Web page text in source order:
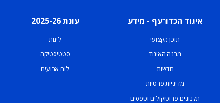
איגוד הכדורעף - מידע
תוכן מקצועי
מבנה האיגוד
חדשות
מדיניות פרטיות
תקנונים פרוטוקולים וטפסים
עונת 2025-26
ליגות
סטטיסטיקה
לוח ארועים